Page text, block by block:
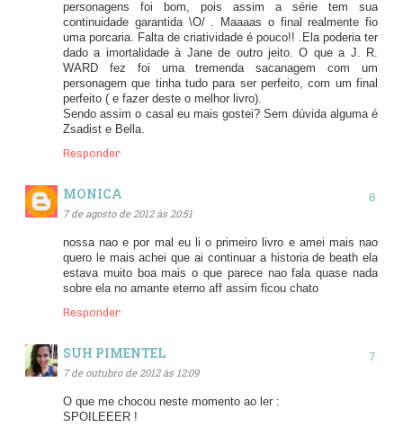
personagens foi bom, pois assim a série tem sua
continuidade garantida \O/ . Maaaas o final realmente fio
uma porcaria. Falta de criatividade é pouco!! .Ela poderia ter
dado a imortalidade à Jane de outro jeito. O que a J. R.
WARD fez foi uma tremenda sacanagem com um
personagem que tinha tudo para ser perfeito, com um final
perfeito ( e fazer deste o melhor livro).
Sendo assim o casal eu mais gostei? Sem dúvida alguma é
Zsadist e Bella.
Responder
MONICA
7 de agosto de 2012 às 20:51
nossa nao e por mal eu li o primeiro livro e amei mais nao
quero le mais achei que ai continuar a historia de beath ela
estava muito boa mais o que parece nao fala quase nada
sobre ela no amante eterno aff assim ficou chato
Responder
SUH PIMENTEL
7 de outubro de 2012 às 12:09
O que me chocou neste momento ao ler :
SPOILEEER !